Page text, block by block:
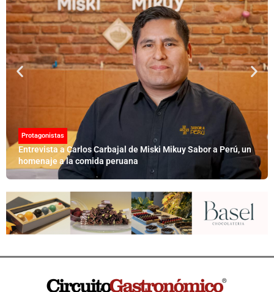
Protagonistas
Entrevista a Carlos Carbajal de Miski Mikuy Sabor a Perú, un
homenaje a la comida peruana